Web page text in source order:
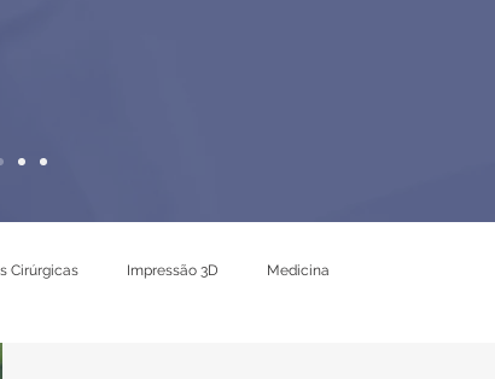
Cirúrgicas Impressão 3D Medicina